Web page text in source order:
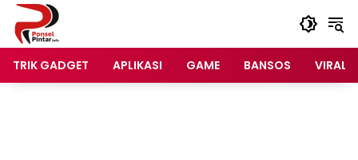
Langsung
konten
TRIK GADGET
APLIKASI GAME BANSOS VIRAL